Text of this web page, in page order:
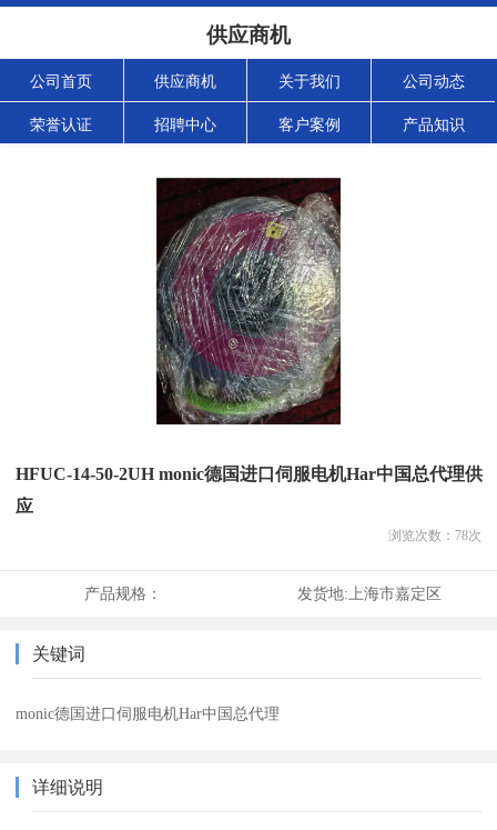
供应商机
公司首页 供应商机 关于我们 公司动态
荣誉认证 招聘中心 客户案例 产品知识
HFUC-14-50-2UH monic德国进口伺服电机Har中国总代理供
应
浏览次数： 78次
产品规格： 发货地: 上海市嘉定区
关键词
monic德国进口伺服电机Har中国总代理
详细说明